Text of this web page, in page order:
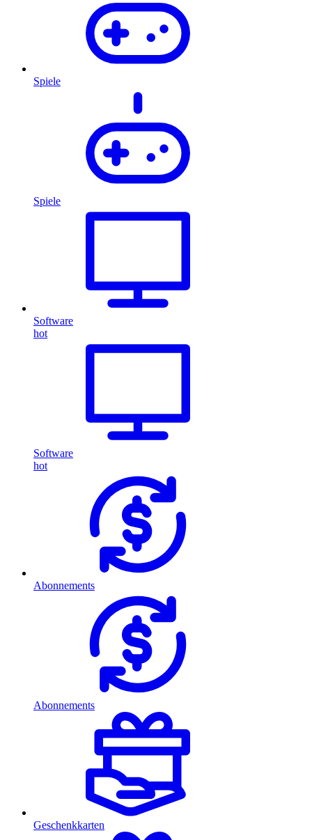
Spiele
Spiele
Software
hot
Software
hot
Abonnements
Abonnements
Geschenkkarten